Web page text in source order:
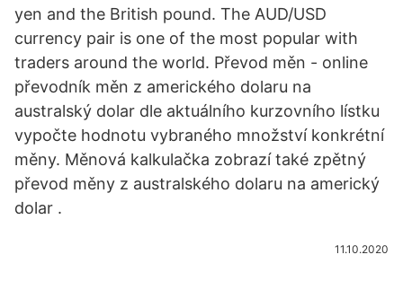
yen and the British pound. The AUD/USD
currency pair is one of the most popular with
traders around the world. Převod měn - online
převodník měn z amerického dolaru na
australský dolar dle aktuálního kurzovního lístku
vypočte hodnotu vybraného množství konkrétní
měny. Měnová kalkulačka zobrazí také zpětný
převod měny z australského dolaru na americký
dolar .
11.10.2020